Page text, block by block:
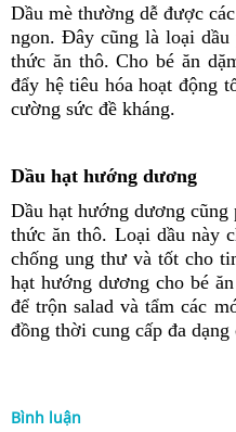
Dầu mè thường dễ được
ngon. Đây cũng là loại
thức ăn thô. Cho bé ăn
đẩy hệ tiêu hóa hoạt động
cường sức đề kháng.
Dầu hạt hướng dương
Dầu hạt hướng dương
thức ăn thô. Loại dầu này
chống ung thư và tốt cho
hạt hướng dương cho bé
để trộn salad và tẩm các
đồng thời cung cấp đa
Bình luận